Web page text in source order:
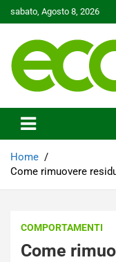
to
sabato, Agosto 8, 2026
Ecoo.it
Home
Come rimuovere
COMPORTAMENTI
Come